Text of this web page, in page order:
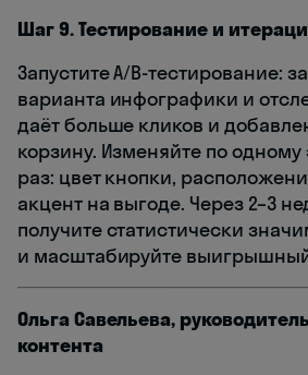
Шаг 9. Тестирование и
Запустите A/B-тестирование:
варианта инфографики и
даёт больше кликов и
корзину. Изменяйте по одному
раз: цвет кнопки,
акцент на выгоде. Через 2–3
получите статистически
и масштабируйте
Ольга Савельева,
контента